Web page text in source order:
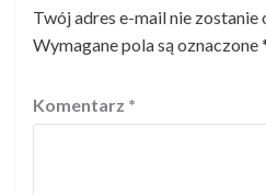
Twój adres e-mail nie
Wymagane pola są oznaczone
Komentarz *